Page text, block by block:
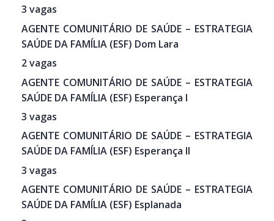
3 vagas
AGENTE COMUNITÁRIO DE SAÚDE – ESTRATEGIA
SAÚDE DA FAMÍLIA (ESF) Dom Lara
2 vagas
AGENTE COMUNITÁRIO DE SAÚDE – ESTRATEGIA
SAÚDE DA FAMÍLIA (ESF) Esperança I
3 vagas
AGENTE COMUNITÁRIO DE SAÚDE – ESTRATEGIA
SAÚDE DA FAMÍLIA (ESF) Esperança II
3 vagas
AGENTE COMUNITÁRIO DE SAÚDE – ESTRATEGIA
SAÚDE DA FAMÍLIA (ESF) Esplanada